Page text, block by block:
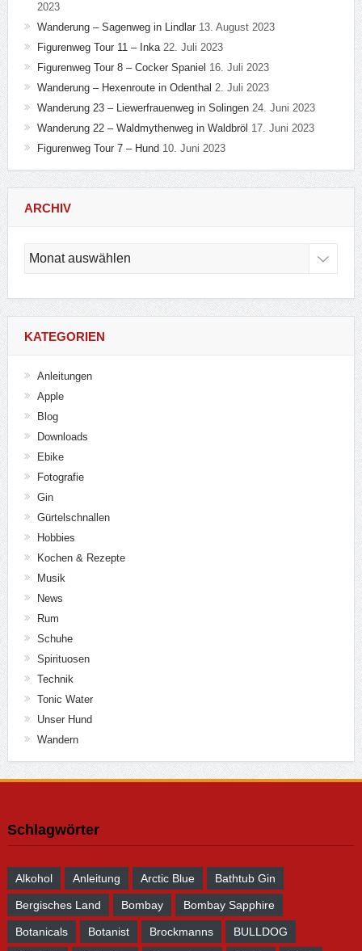
2023
Wanderung – Sagenweg in Lindlar 13. August 2023
Figurenweg Tour 11 – Inka 22. Juli 2023
Figurenweg Tour 8 – Cocker Spaniel 16. Juli 2023
Wanderung – Hexenroute in Odenthal 2. Juli 2023
Wanderung 23 – Liewerfrauenweg in Solingen 24. Juni 2023
Wanderung 22 – Waldmythenweg in Waldbröl 17. Juni 2023
Figurenweg Tour 7 – Hund 10. Juni 2023
ARCHIV
KATEGORIEN
Anleitungen
Apple
Blog
Downloads
Ebike
Fotografie
Gin
Gürtelschnallen
Hobbies
Kochen & Rezepte
Musik
News
Rum
Schuhe
Spirituosen
Technik
Tonic Water
Unser Hund
Wandern
Schlagwörter
Alkohol Anleitung Arctic Blue Bathtub Gin
Bergisches Land Bombay Bombay Sapphire
Botanicals Botanist Brockmanns BULLDOG